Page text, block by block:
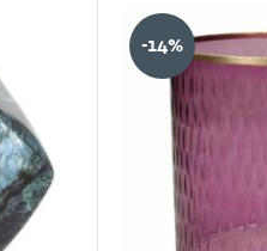
-14%